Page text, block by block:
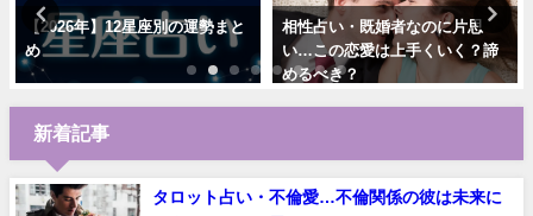
【2026年】12星座別の運勢まと
め
相性占い・既婚者なのに片思
い…この恋愛は上手くいく？諦
めるべき？
新着記事
タロット占い・不倫愛…不倫関係の彼は未来に